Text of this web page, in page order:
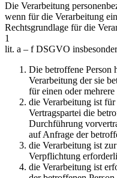
Die Verarbeitung
wenn für die Verarbeitung
Rechtsgrundlage für die
1
lit. a – f DSGVO
Die betroffene Person
Verarbeitung der sie
für einen oder
die Verarbeitung ist
Vertragspartei die
Durchführung
auf Anfrage der
die Verarbeitung ist
Verpflichtung
die Verarbeitung ist